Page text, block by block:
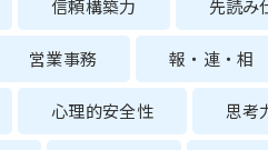
信頼構築力 先読み
営業事務 報・連・相
心理的安全性 思考